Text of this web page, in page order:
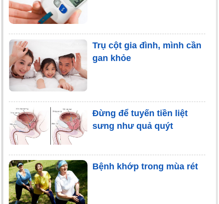
Trụ cột gia đình, mình cần
gan khỏe
Đừng để tuyến tiền liệt
sưng như quả quýt
Bệnh khớp trong mùa rét